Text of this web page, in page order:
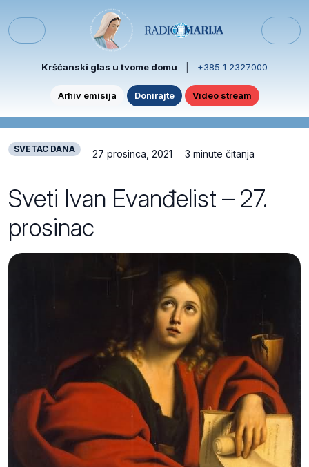
Menu
Kršćanski glas u tvome domu +385 1 2327000
Arhiv emisija Donirajte Video stream
SVETAC DANA 27 prosinca, 2021 3 minute čitanja
Sveti Ivan Evanđelist – 27.
prosinac